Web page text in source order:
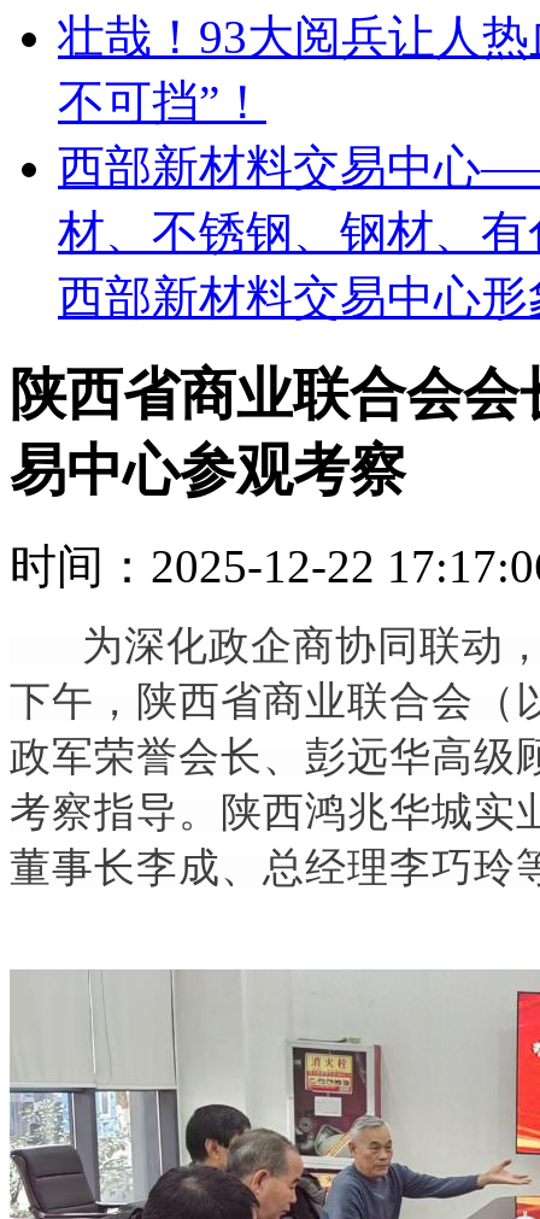
壮哉！93大阅兵让人
不可挡”！
西部新材料交易中心
材、不锈钢、钢材、
西部新材料交易中心
陕西省商业联合会
易中心参观考察
时间：2025-12-22
为深化政企商协同联动
下午，陕西省商业联合会（
政军荣誉会长、彭远华高级
考察指导。
陕西鸿兆华城实
董事长李成、总经理李巧玲